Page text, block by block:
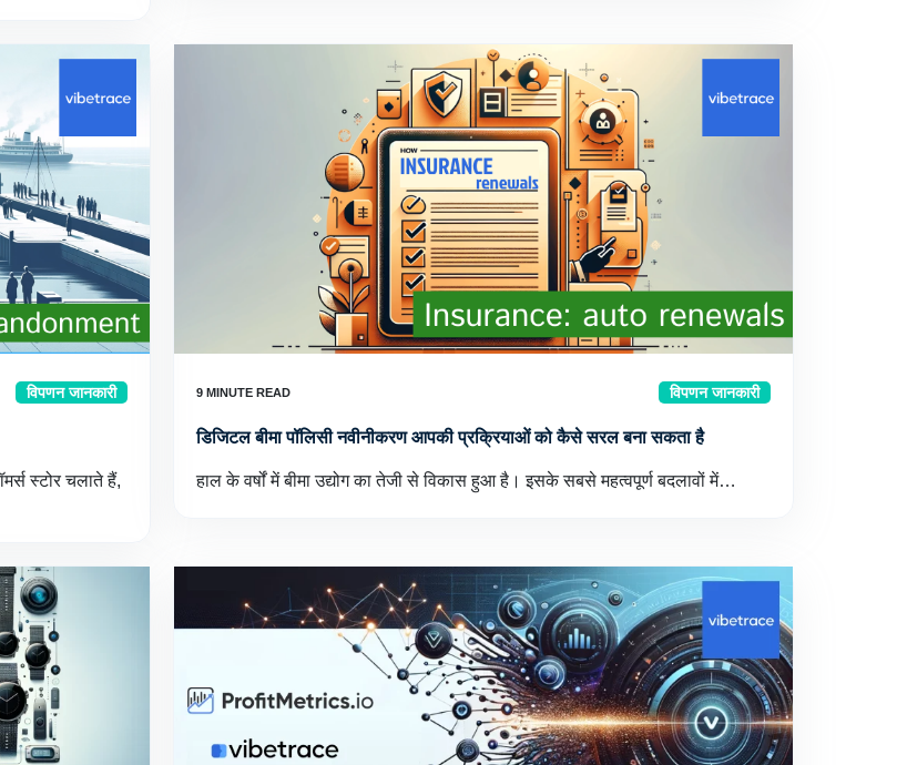
विपणन जानकारी
स्टोर चलाते हैं,
विपणन जानकारी
डिजिटल बीमा पॉलिसी नवीनीकरण आपकी प्रक्रियाओं को कैसे सरल बना सकता है
हाल के वर्षों में बीमा उद्योग का तेजी से विकास हुआ है। इसके सबसे महत्वपूर्ण बदलावों में…